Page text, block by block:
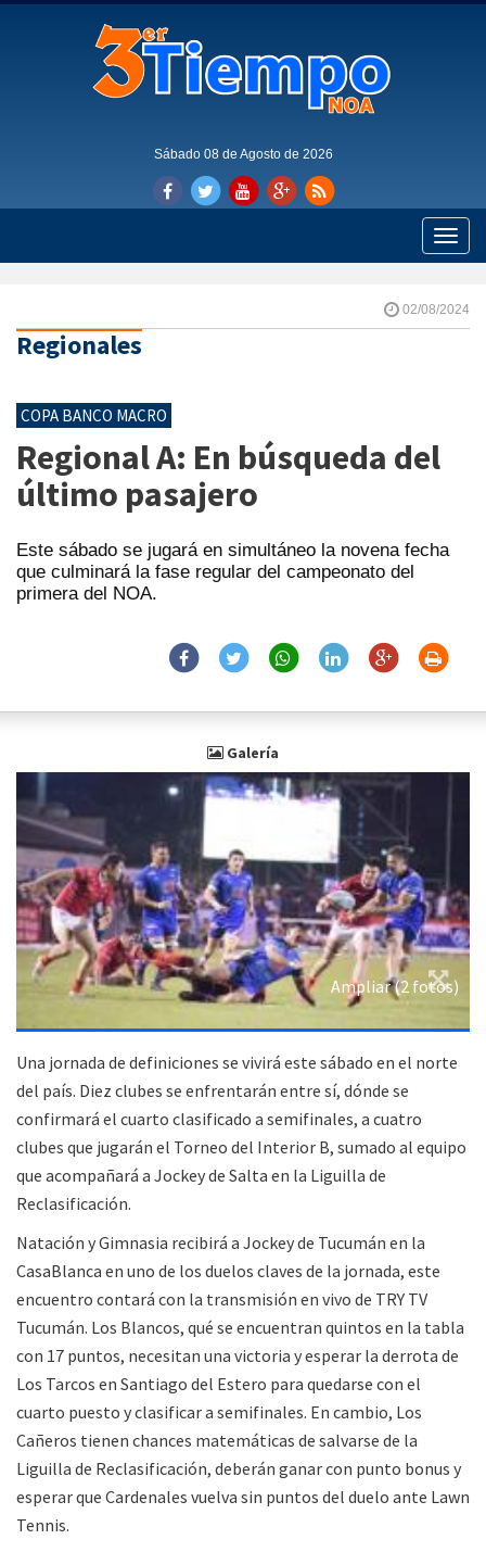
Sábado 08 de Agosto de 2026
Toggle
02/08/2024
Regionales
COPA BANCO MACRO
Regional A: En búsqueda del
último pasajero
Este sábado se jugará en simultáneo la novena fecha
que culminará la fase regular del campeonato del
primera del NOA.
Galería
Ampliar (2 fotos)
Una jornada de definiciones se vivirá este sábado en el norte
del país. Diez clubes se enfrentarán entre sí, dónde se
confirmará el cuarto clasificado a semifinales, a cuatro
clubes que jugarán el Torneo del Interior B, sumado al equipo
que acompañará a Jockey de Salta en la Liguilla de
Reclasificación.
Natación y Gimnasia recibirá a Jockey de Tucumán en la
CasaBlanca en uno de los duelos claves de la jornada, este
encuentro contará con la transmisión en vivo de TRY TV
Tucumán. Los Blancos, qué se encuentran quintos en la tabla
con 17 puntos, necesitan una victoria y esperar la derrota de
Los Tarcos en Santiago del Estero para quedarse con el
cuarto puesto y clasificar a semifinales. En cambio, Los
Cañeros tienen chances matemáticas de salvarse de la
Liguilla de Reclasificación, deberán ganar con punto bonus y
esperar que Cardenales vuelva sin puntos del duelo ante Lawn
Tennis.